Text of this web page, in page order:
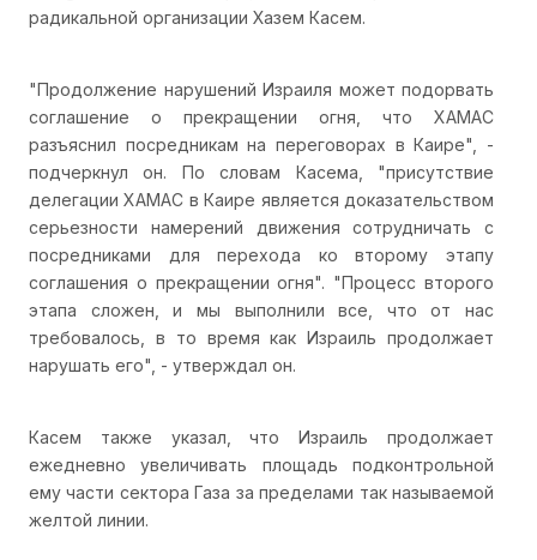
радикальной организации Хазем Касем.
"Продолжение нарушений Израиля может подорвать
соглашение о прекращении огня, что ХАМАС
разъяснил посредникам на переговорах в Каире", -
подчеркнул он. По словам Касема, "присутствие
делегации ХАМАС в Каире является доказательством
серьезности намерений движения сотрудничать с
посредниками для перехода ко второму этапу
соглашения о прекращении огня". "Процесс второго
этапа сложен, и мы выполнили все, что от нас
требовалось, в то время как Израиль продолжает
нарушать его", - утверждал он.
Касем также указал, что Израиль продолжает
ежедневно увеличивать площадь подконтрольной
ему части сектора Газа за пределами так называемой
желтой линии.